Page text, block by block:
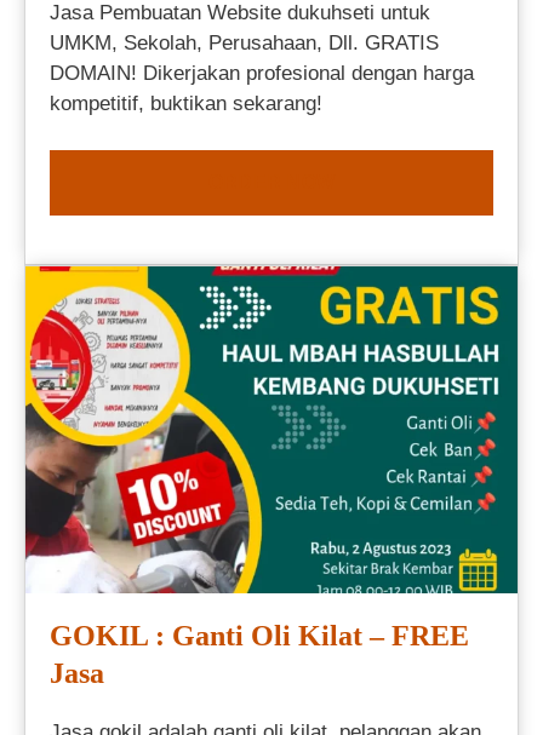
Jasa Pembuatan Website dukuhseti untuk
UMKM, Sekolah, Perusahaan, Dll. GRATIS
DOMAIN! Dikerjakan profesional dengan harga
kompetitif, buktikan sekarang!
GOKIL : Ganti Oli Kilat – FREE
Jasa